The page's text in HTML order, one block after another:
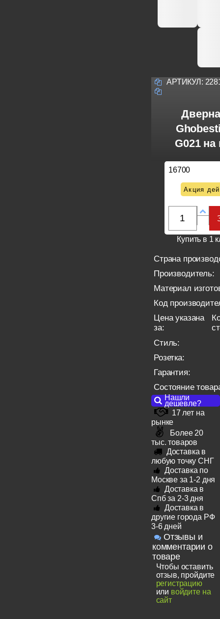
АРТИКУЛ:
G021
16700
Акция
Купить в 1
Страна
Производитель:
Материал
Код
Цена указана
за:
Стиль:
Розетка:
Гарантия:
Состояние
Нашли
дешевле?
17 лет на
рынке
Более 20
тыс. товаров
Доставка в
любую точку СНГ
Доставка по
Москве за 1-2 дня
Доставка в
Спб за 2-3 дня
Доставка в
другие города РФ
3-6 дней
Отзывы и
комментарии о
товаре
Чтобы оставить
отзыв, пройдите
регистрацию
или войдите на
сайт